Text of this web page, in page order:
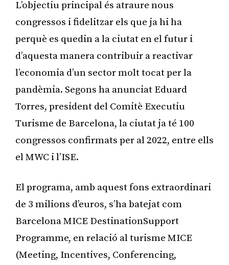
L’objectiu principal és atraure nous
congressos i fidelitzar els que ja hi ha
perquè es quedin a la ciutat en el futur i
d’aquesta manera contribuir a reactivar
l’economia d’un sector molt tocat per la
pandèmia. Segons ha anunciat Eduard
Torres, president del Comitè Executiu
Turisme de Barcelona, la ciutat ja té 100
congressos confirmats per al 2022, entre ells
el MWC i l’ISE.
El programa, amb aquest fons extraordinari
de 3 milions d’euros, s’ha batejat com
Barcelona MICE DestinationSupport
Programme, en relació al turisme MICE
(Meeting, Incentives, Conferencing,